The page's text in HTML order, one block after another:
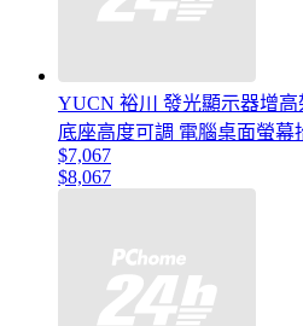
YUCN 裕川 發光顯示器增高
底座高度可調 電腦桌面螢幕
$7,067
$8,067